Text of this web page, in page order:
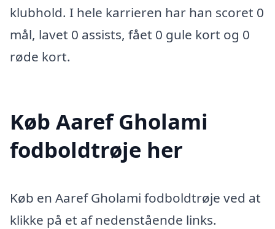
klubhold. I hele karrieren har han scoret 0
mål, lavet 0 assists, fået 0 gule kort og 0
røde kort.
Køb Aaref Gholami
fodboldtrøje her
Køb en Aaref Gholami fodboldtrøje ved at
klikke på et af nedenstående links.